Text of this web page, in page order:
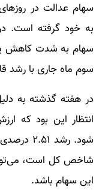
به خود گرفته است.
سهام به شدت کاهش
سوم ماه جاری با رشد
در هفته گذشته به
انتظار این بود که
شود.
شاخص کل است،
این سهام باشد.